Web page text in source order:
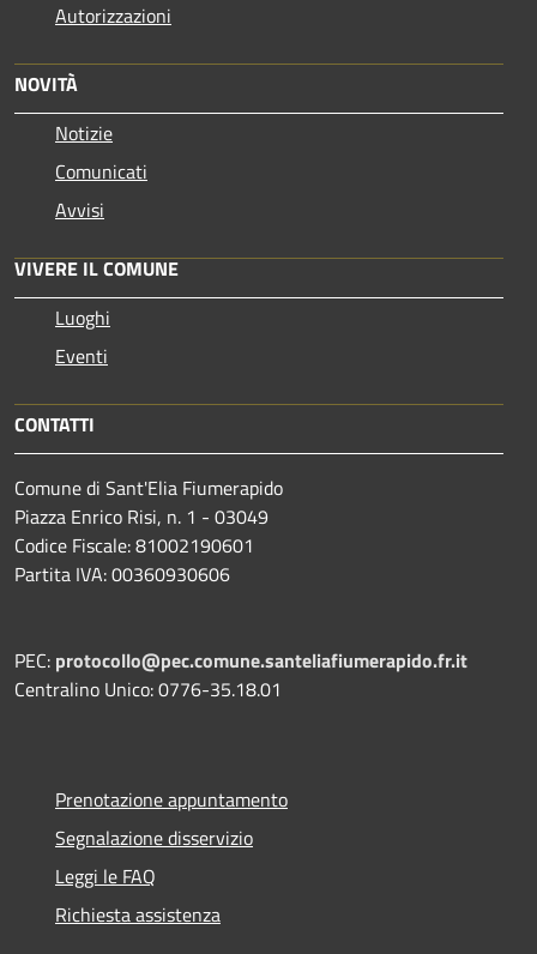
Autorizzazioni
NOVITÀ
Notizie
Comunicati
Avvisi
VIVERE IL COMUNE
Luoghi
Eventi
CONTATTI
Comune di Sant'Elia Fiumerapido
Piazza Enrico Risi, n. 1 - 03049
Codice Fiscale: 81002190601
Partita IVA: 00360930606
PEC: protocollo@pec.comune.santeliafiumerapido.fr.it
Centralino Unico: 0776-35.18.01
Prenotazione appuntamento
Segnalazione disservizio
Leggi le FAQ
Richiesta assistenza